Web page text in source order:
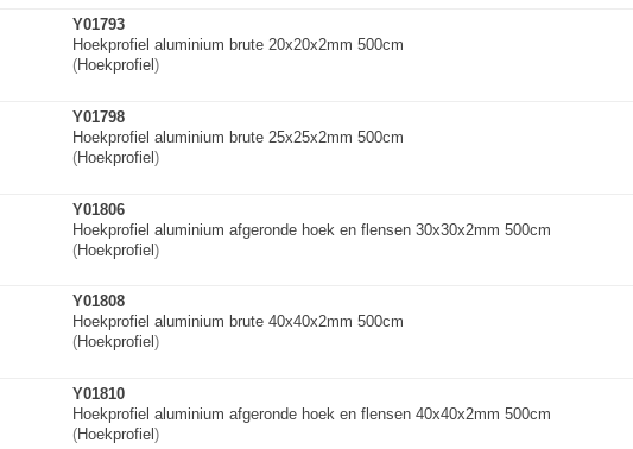
Y01793
Hoekprofiel aluminium brute 20x20x2mm 500cm
(Hoekprofiel )
Y01798
Hoekprofiel aluminium brute 25x25x2mm 500cm
(Hoekprofiel )
Y01806
Hoekprofiel aluminium afgeronde hoek en flensen 30x30x2mm 500cm
(Hoekprofiel )
Y01808
Hoekprofiel aluminium brute 40x40x2mm 500cm
(Hoekprofiel )
Y01810
Hoekprofiel aluminium afgeronde hoek en flensen 40x40x2mm 500cm
(Hoekprofiel )